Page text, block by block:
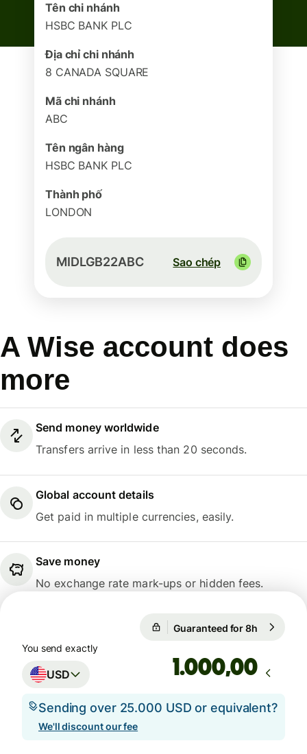
Tên chi nhánh
HSBC BANK PLC
Địa chỉ chi nhánh
8 CANADA SQUARE
Mã chi nhánh
ABC
Tên ngân hàng
HSBC BANK PLC
Thành phố
LONDON
MIDLGB22ABC Sao chép
A Wise account does
more
Send money worldwide
Transfers arrive in less than 20 seconds.
Global account details
Get paid in multiple currencies, easily.
Save money
No exchange rate mark-ups or hidden fees.
Guaranteed for 8h
You send exactly
USD ,00
Sending over 25.000 USD or equivalent?
We'll discount our fee